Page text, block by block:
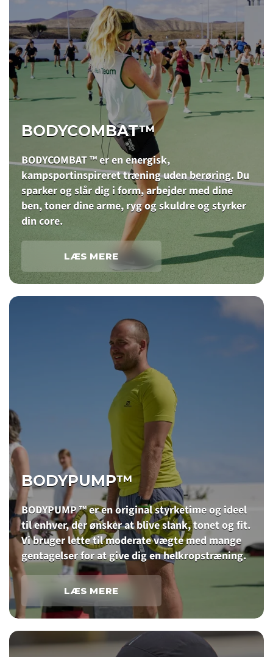
BODYCOMBAT™
BODYCOMBAT ™ er en energisk,
kampsportinspireret træning uden berøring. Du
sparker og slår dig i form, arbejder med dine
ben, toner dine arme, ryg og skuldre og styrker
din core.
LÆS MERE
BODYPUMP™
BODYPUMP ™ er en original styrketime og ideel
til enhver, der ønsker at blive slank, tonet og fit.
Vi bruger lette til moderate vægte med mange
gentagelser for at give dig en helkropstræning.
LÆS MERE